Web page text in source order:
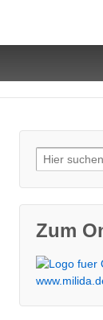
Suche nach:
Zum